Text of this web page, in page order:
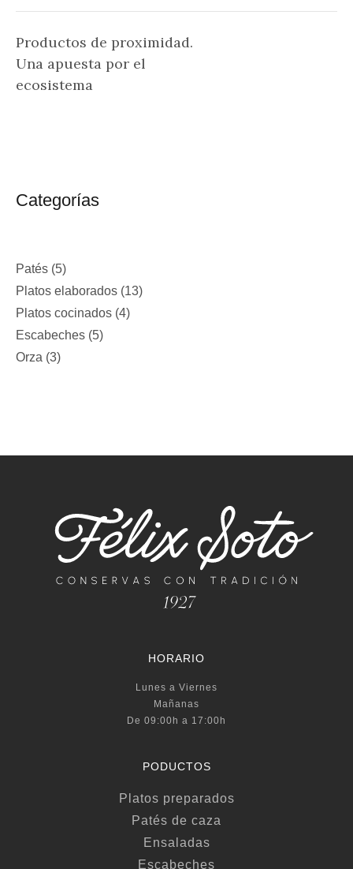
Categorías
Patés 5
Platos elaborados 13
Platos cocinados 4
Escabeches 5
Orza 3
Productos de proximidad.
Una apuesta por el
ecosistema
HORARIO
Lunes a Viernes
Mañanas
De 09:00h a 17:00h
PODUCTOS
Platos preparados
Patés de caza
Ensaladas
Escabeches